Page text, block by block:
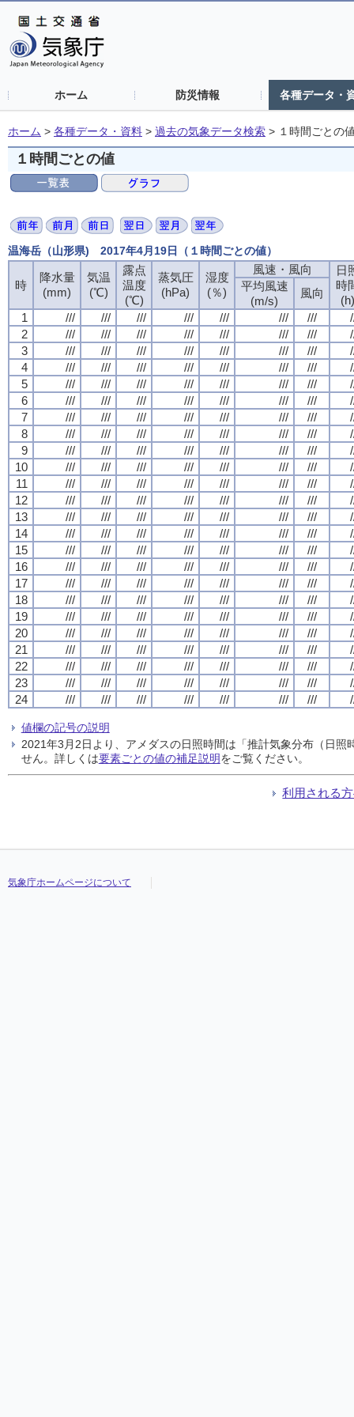
ホーム 防災情報 各種データ・
ホーム > 各種データ・資料 > 過去の気象データ検索 > １時間ごとの
１時間ごとの値
温海岳（山形県) 2017年4月19日（１時間ごとの値）
時
降水量
(mm)
気温
(℃)
露点
温度
(℃)
蒸気圧
(hPa)
湿度
(％)
風速・風向
日
時
(h)
平均風速
(m/s)
風向
1
/// /// /// /// /// /// ///
2
/// /// /// /// /// /// ///
3
/// /// /// /// /// /// ///
4
/// /// /// /// /// /// ///
5
/// /// /// /// /// /// ///
6
/// /// /// /// /// /// ///
7
/// /// /// /// /// /// ///
8
/// /// /// /// /// /// ///
9
/// /// /// /// /// /// ///
10
/// /// /// /// /// /// ///
11
/// /// /// /// /// /// ///
12
/// /// /// /// /// /// ///
13
/// /// /// /// /// /// ///
14
/// /// /// /// /// /// ///
15
/// /// /// /// /// /// ///
16
/// /// /// /// /// /// ///
17
/// /// /// /// /// /// ///
18
/// /// /// /// /// /// ///
19
/// /// /// /// /// /// ///
20
/// /// /// /// /// /// ///
21
/// /// /// /// /// /// ///
22
/// /// /// /// /// /// ///
23
/// /// /// /// /// /// ///
24
/// /// /// /// /// /// ///
値欄の記号の説明
2021年3月2日より、アメダスの日照時間は「推計気象分布（日
せん。詳しくは要素ごとの値の補足説明をご覧ください。
利用される
気象庁ホームページについて